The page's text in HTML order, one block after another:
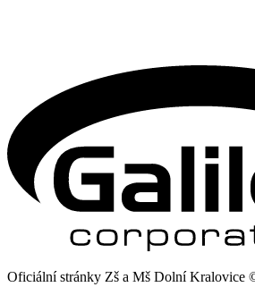
Oficiální stránky Zš a Mš Dolní Kralovice